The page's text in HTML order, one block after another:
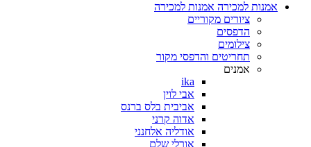
אמנות למכירה אמנות למכירה
ציורים מקוריים
הדפסים
צילומים
תחריטים והדפסי מקור
אמנים
ika
אבי לוין
אביבית בלס ברנס
אדוה קרני
אודליה אלחנני
אורלי שלם